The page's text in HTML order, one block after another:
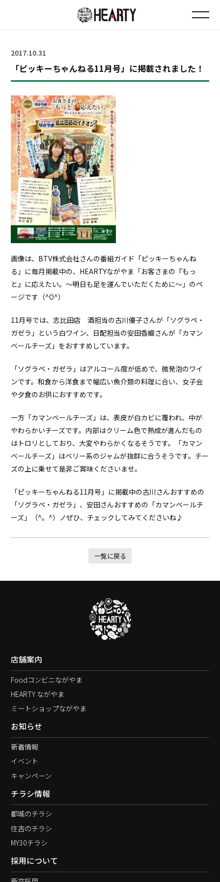
チラシ情報
店舗について
会社について
採用について
Instagram
2017.10.31
「ピッキーちゃんねる11月号」に掲載されました！
画像は、BTV株式会社さんの番組ガイド「ピッキーちゃんね
る」に毎月掲載中の、HEARTYながやま「お客さまの『もっ
と』に応えたい。～明日も足を運んでいただくために～」のペ
ージです（^O^）
11月号では、志比田店 酒担当の古川優子さんが「ソグラペ・
ガゼラ」という白ワイン、日配担当の安田香織さんが「カマン
ベールチーズ」をおすすめしています。
「ソグラペ・ガゼラ」はアルコール度が低めで、微発泡のワイ
ンです。和食から洋食まで幅広い魚介類の料理に合い、女子会
や夕食のお供におすすめです。
一方「カマンベールチーズ」は、表皮が白カビに覆われ、中が
やわらかいチーズです。内部はクリーム色で熟成が進んだもの
はトロリとしており、大変やわらかくなるそうです。「カマン
ベールチーズ」はベリー系のジャムが抜群に合うそうです。チー
ズの上に乗せて是非ご賞味くださいませ。
「ピッキーちゃんねる11月号」に掲載中の古川さんおすすめの
「ソグラペ・ガゼラ」、安田さんおすすめの「カマンベールチ
ーズ」（^。^）ノぜひ、チェックしてみてくださいね♪
一覧に戻る
店舗案内
Foodコンビニながやま
HEARTY ながやま
ミートショップながやま
お知らせ
新着情報
イベント
キャンペーン
チラシ情報
都城のチラシ
住吉のチラシ
MY30チラシ
採用について